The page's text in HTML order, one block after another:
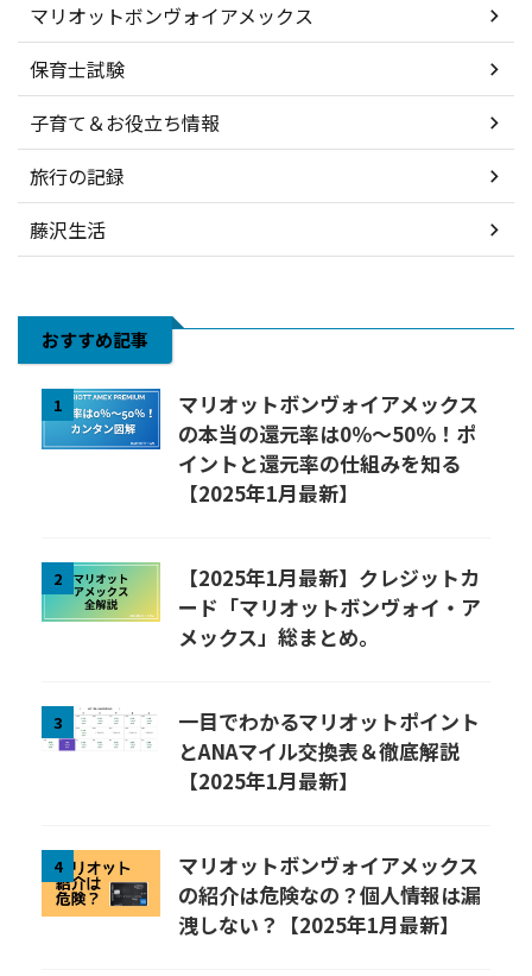
マリオットボンヴォイアメックス
保育士試験
子育て＆お役立ち情報
旅行の記録
藤沢生活
おすすめ記事
1
マリオットボンヴォイアメックス
の本当の還元率は0％～50％！ポ
イントと還元率の仕組みを知る
【2025年1月最新】
2
【2025年1月最新】クレジットカ
ード「マリオットボンヴォイ・ア
メックス」総まとめ。
3
一目でわかるマリオットポイント
とANAマイル交換表＆徹底解説
【2025年1月最新】
4
マリオットボンヴォイアメックス
の紹介は危険なの？個人情報は漏
洩しない？【2025年1月最新】